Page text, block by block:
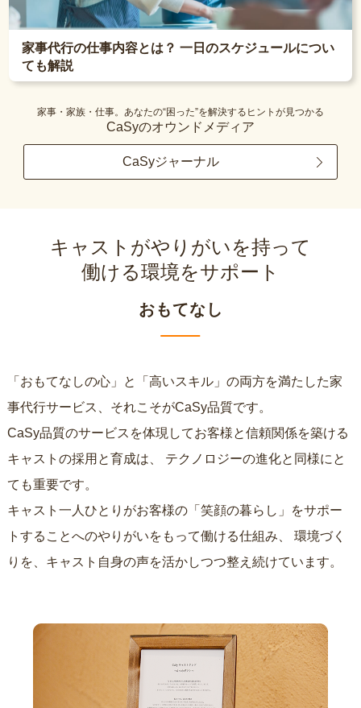
家事代行の仕事内容とは？ 一日のスケジュールについ
ても解説
家事・家族・仕事。あなたの“困った”を解決するヒントが見つかる
CaSyのオウンドメディア
CaSyジャーナル
キャストがやりがいを持って
働ける環境をサポート
おもてなし
「おもてなしの心」と「高いスキル」の両方を満たした家
事代行サービス、それこそがCaSy品質です。
CaSy品質のサービスを体現してお客様と信頼関係を築ける
キャストの採用と育成は、
ても重要です。
キャスト一人ひとりがお客様の「笑顔の暮らし」をサポー
トすることへのやりがいをもって働ける仕組み、
りを、キャスト自身の声を活かしつつ整え続けています。